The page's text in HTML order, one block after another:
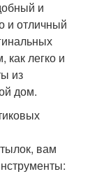
и
и отличный
как легко и
из
дом.
вам